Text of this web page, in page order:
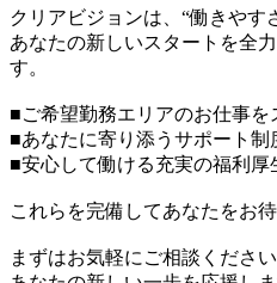
クリアビジョンは、“働きやす
あなたの新しいスタートを全
す。
■ご希望勤務エリアのお仕事を
■あなたに寄り添うサポート制
■安心して働ける充実の福利厚
これらを完備してあなたをお
まずはお気軽にご相談ください